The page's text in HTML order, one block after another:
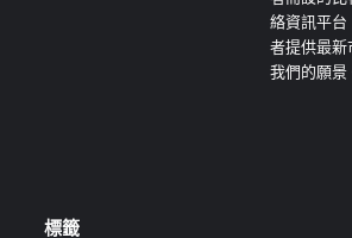
絡資訊平
者提供最新
我們的願景
標籤